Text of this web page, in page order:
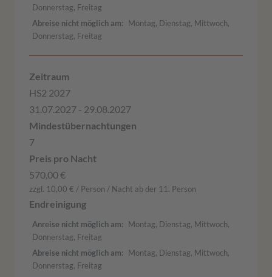
Donnerstag, Freitag
Abreise nicht möglich am
Montag, Dienstag, Mittwoch,
Donnerstag, Freitag
HS2 2027
31.07.2027 - 29.08.2027
7
570,00 €
zzgl. 10,00 € / Person / Nacht ab der 11. Person
Anreise nicht möglich am
Montag, Dienstag, Mittwoch,
Donnerstag, Freitag
Abreise nicht möglich am
Montag, Dienstag, Mittwoch,
Donnerstag, Freitag